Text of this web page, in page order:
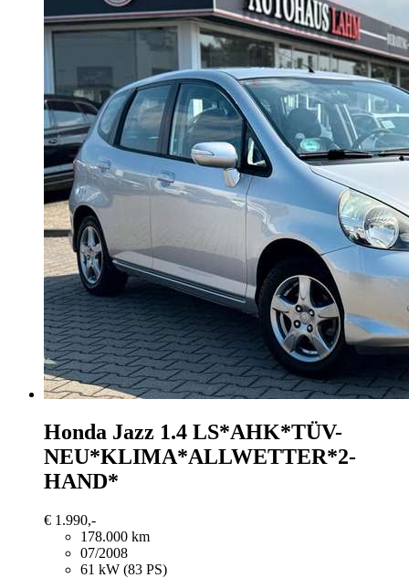
Honda Jazz 1.4 LS*AHK*TÜV-
NEU*KLIMA*ALLWETTER*2-
HAND*
€ 1.990,-
178.000 km
07/2008
61 kW (83 PS)